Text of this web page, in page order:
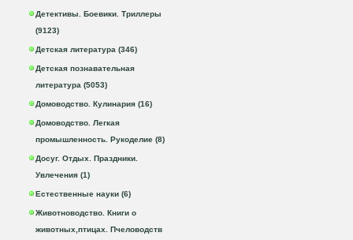
Детективы. Боевики. Триллеры
(9123)
Детская литература (346)
Детская познавательная
литература (5053)
Домоводство. Кулинария (16)
Домоводство. Легкая
промышленность. Рукоделие (8)
Досуг. Отдых. Праздники.
Увлечения (1)
Естественные науки (6)
Животноводство. Книги о
животных,птицах. Пчеловодств